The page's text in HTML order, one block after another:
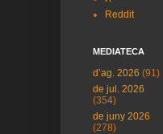
Reddit
MEDIATECA
d’ag. 2026 (91)
de jul. 2026
(354)
de juny 2026
(278)